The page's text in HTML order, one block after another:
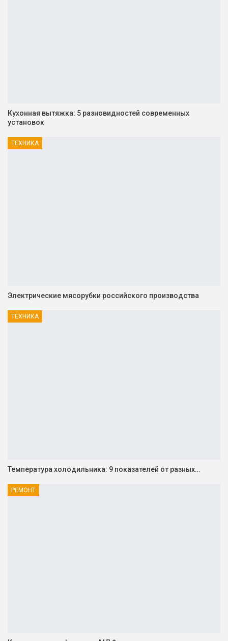
Кухонная вытяжка: 5 разновидностей современных
установок
ТЕХНИКА
Электрические мясорубки российского производства
ТЕХНИКА
Температура холодильника: 9 показателей от разных…
РЕМОНТ